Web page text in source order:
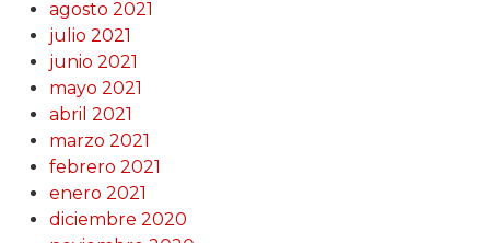
agosto 2021
julio 2021
junio 2021
mayo 2021
abril 2021
marzo 2021
febrero 2021
enero 2021
diciembre 2020